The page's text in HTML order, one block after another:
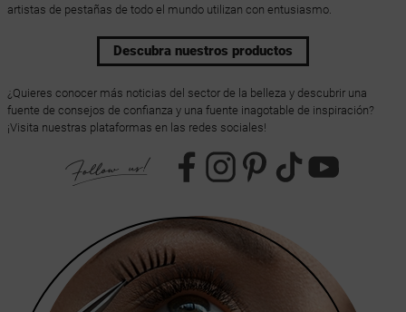
artistas de pestañas de todo el mundo utilizan con entusiasmo.
Descubra nuestros productos
¿Quieres conocer más noticias del sector de la belleza y descubrir una
fuente de consejos de confianza y una fuente inagotable de inspiración?
¡Visita nuestras plataformas en las redes sociales!